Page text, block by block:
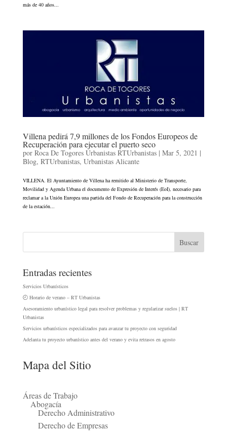
más de 40 años...
Villena pedirá 7,9 millones de los Fondos Europeos de
Recuperación para ejecutar el puerto seco
por Roca De Togores Urbanistas RTUrbanistas| Mar 5, 2021 |
Blog, RTUrbanistas, Urbanistas Alicante
VILLENA. El Ayuntamiento de Villena ha remitido al Ministerio de Transporte,
Movilidad y Agenda Urbana el documento de Expresión de Interés (EoI), necesario para
reclamar a la Unión Europea una partida del Fondo de Recuperación para la construcción
de la estación...
Entradas recientes
Servicios Urbanísticos
🕘 Horario de verano – RT Urbanistas
Asesoramiento urbanístico legal para resolver problemas y regularizar suelos | RT
Urbanistas
Servicios urbanísticos especializados para avanzar tu proyecto con seguridad
Adelanta tu proyecto urbanístico antes del verano y evita retrasos en agosto
Mapa del Sitio
Áreas de Trabajo
Abogacía
Derecho Administrativo
Derecho de Empresas